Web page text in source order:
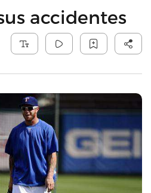
accidentes